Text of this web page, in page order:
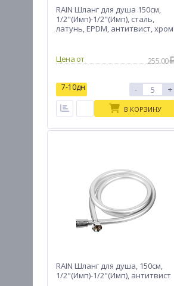
RAIN Шланг для душа 150см,
1/2"(Имп)-1/2"(Имп), сталь,
латунь, EPDM, антитвист, хром
Цена от 255.00
7-10дн - +
В КОРЗИНУ
RAIN Шланг для душа, 150см,
1/2"(Имп)-1/2"(Имп), антитвист